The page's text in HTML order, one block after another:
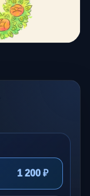
1 200 ₽